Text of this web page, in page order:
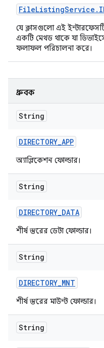
FileListingService .
যে ক্লাসগুলো এই
একটি মেথড থাকে যা
ফলাফল পরিচালনা করে।
ধ্রুবক
String
DIRECTORY_APP
অ্যাপ্লিকেশন ফোল্ডার।
String
DIRECTORY_DATA
শীর্ষ স্তরের ডেটা ফোল্ডার।
String
DIRECTORY_MNT
শীর্ষ স্তরের মাউন্ট ফোল্ডার।
String